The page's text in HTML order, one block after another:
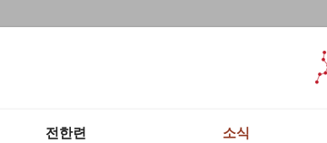
전한련 소식